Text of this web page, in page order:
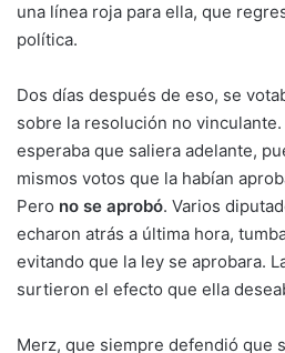
una línea roja para ella, que
política.
Dos días después de eso, se
sobre la resolución no
esperaba que saliera adelante,
mismos votos que la habían
Pero no se aprobó. Varios
echaron atrás a última hora,
evitando que la ley se aprobara.
surtieron el efecto que ella
Merz, que siempre defendió que